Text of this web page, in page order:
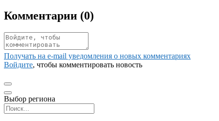
Комментарии (0)
Получать на e‑mail уведомления о новых комментариях
Войдите, чтобы комментировать новость
Выбор региона